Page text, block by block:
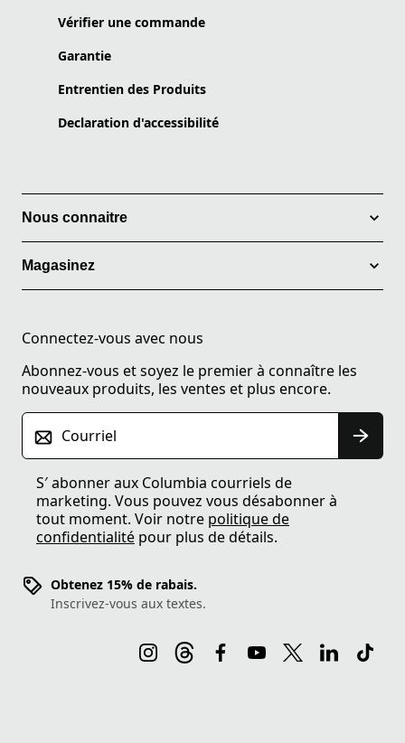
Vérifier une commande
Garantie
Entrentien des Produits
Declaration d'accessibilité
Nous connaitre
Magasinez
Connectez-vous avec nous
Abonnez-vous et soyez le premier à connaître les
nouveaux produits, les ventes et plus encore.
Courriel
S′ abonner aux Columbia courriels de
marketing. Vous pouvez vous désabonner à
tout moment. Voir notre politique de
confidentialité pour plus de détails.
Obtenez 15% de rabais.
Inscrivez-vous aux textes.